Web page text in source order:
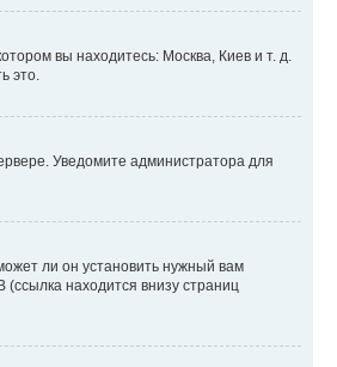
вы находитесь: Москва, Киев и т. д.
это.
Уведомите администратора для
ли он установить нужный вам
находится внизу страниц